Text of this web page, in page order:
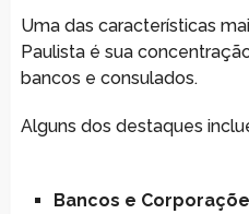
Uma das características
Paulista é sua
bancos e consulados.
Alguns dos destaques
Bancos e